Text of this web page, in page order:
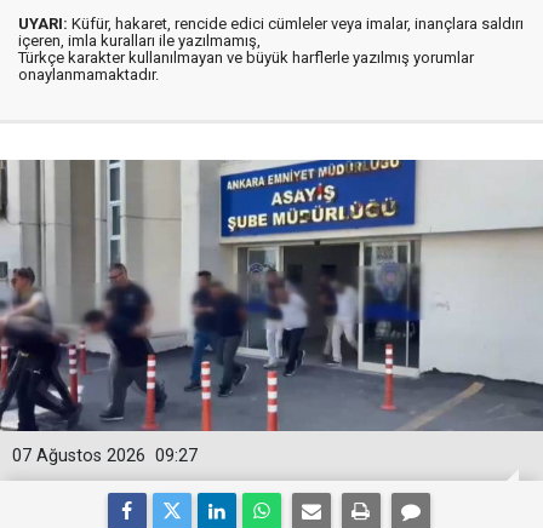
UYARI: Küfür, hakaret, rencide edici cümleler veya imalar, inançlara saldırı
içeren, imla kuralları ile yazılmamış,
Türkçe karakter kullanılmayan ve büyük harflerle yazılmış yorumlar
onaylanmamaktadır.
09:27
07 Ağustos 2026